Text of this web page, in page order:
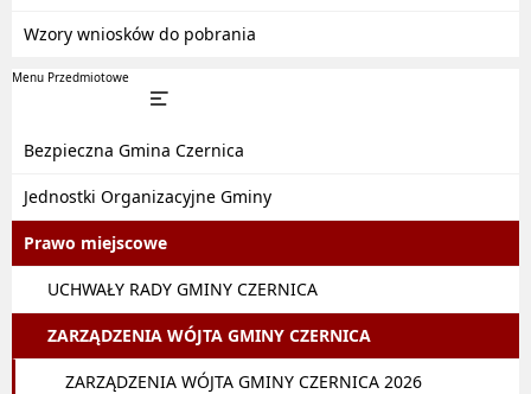
Wzory wniosków do pobrania
Menu Przedmiotowe
Bezpieczna Gmina Czernica
Jednostki Organizacyjne Gminy
Prawo miejscowe
UCHWAŁY RADY GMINY CZERNICA
ZARZĄDZENIA WÓJTA GMINY CZERNICA
ZARZĄDZENIA WÓJTA GMINY CZERNICA 2026